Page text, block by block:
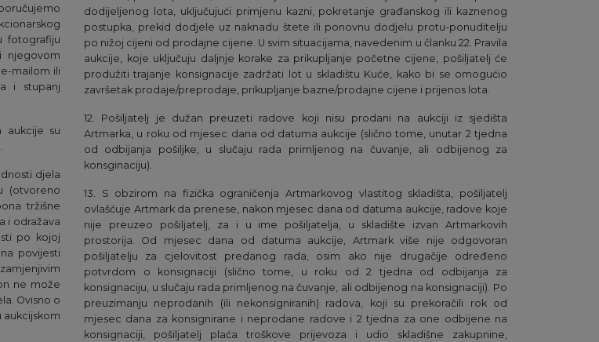
fotografiju
njegovom
mailom ili
i stupanj
aukcije su
djela
(otvoreno
tržišne
i odražava
po kojoj
povijesti
ne može
Ovisno o
aukcijskom
dodijeljenog lota, uključujući primjenu kazni, pokretanje građanskog ili kaznenog
postupka, prekid dodjele uz naknadu štete ili ponovnu dodjelu protu-ponuditelju
po nižoj cijeni od prodajne cijene. U svim situacijama, navedenim u članku 22. Pravila
aukcije, koje uključuju daljnje korake za prikupljanje početne cijene, pošiljatelj će
produžiti trajanje konsignacije zadržati lot u skladištu Kuće, kako bi se omogućio
završetak prodaje/preprodaje, prikupljanje bazne/prodajne cijene i prijenos lota.
12. Pošiljatelj je dužan preuzeti radove koji nisu prodani na aukciji iz sjedišta
Artmarka, u roku od mjesec dana od datuma aukcije (slično tome, unutar 2 tjedna
od odbijanja pošiljke, u slučaju rada primljenog na čuvanje, ali odbijenog za
konsginaciju).
13. S obzirom na fizička ograničenja Artmarkovog vlastitog skladišta, pošiljatelj
ovlašćuje Artmark da prenese, nakon mjesec dana od datuma aukcije, radove koje
nije preuzeo pošiljatelj, za i u ime pošiljatelja, u skladište izvan Artmarkovih
prostorija. Od mjesec dana od datuma aukcije, Artmark više nije odgovoran
pošiljatelju za cjelovitost predanog rada, osim ako nije drugačije određeno
potvrdom o konsignaciji (slično tome, u roku od 2 tjedna od odbijanja za
konsignaciju, u slučaju rada primljenog na čuvanje, ali odbijenog na konsignaciji). Po
preuzimanju neprodanih (ili nekonsigniranih) radova, koji su prekoračili rok od
mjesec dana za konsignirane i neprodane radove i 2 tjedna za one odbijene na
konsignaciji, pošiljatelj plaća troškove prijevoza i udio skladišne zakupnine,